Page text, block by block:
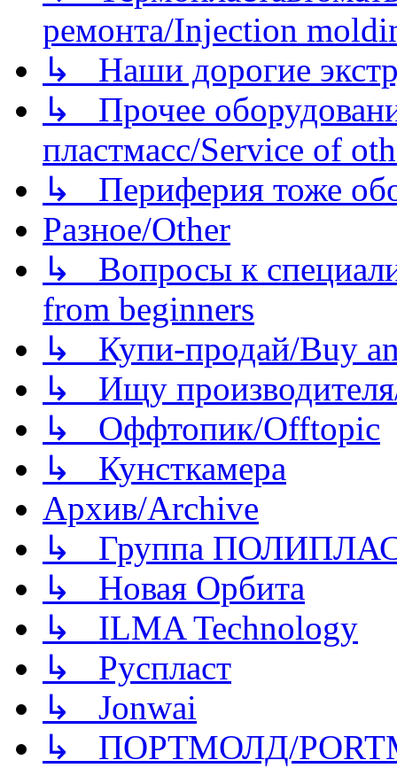
ремонта/Injection
↳ Наши дорогие
↳ Прочее
пластмасс/Service of
↳ Периферия тоже
Разное/Other
↳ Вопросы к
from beginners
↳ Купи-продай/Buy
↳ Ищу
↳ Оффтопик/Offtopic
↳ Кунсткамера
Архив/Archive
↳ Группа
↳ Новая Орбита
↳ ILMA Technology
↳ Руспласт
↳ Jonwai
↳ ПОРТМОЛД/